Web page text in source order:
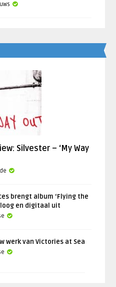
Silvester – ‘My Way
brengt album ‘Flying the
en digitaal uit
werk van Victories at Sea